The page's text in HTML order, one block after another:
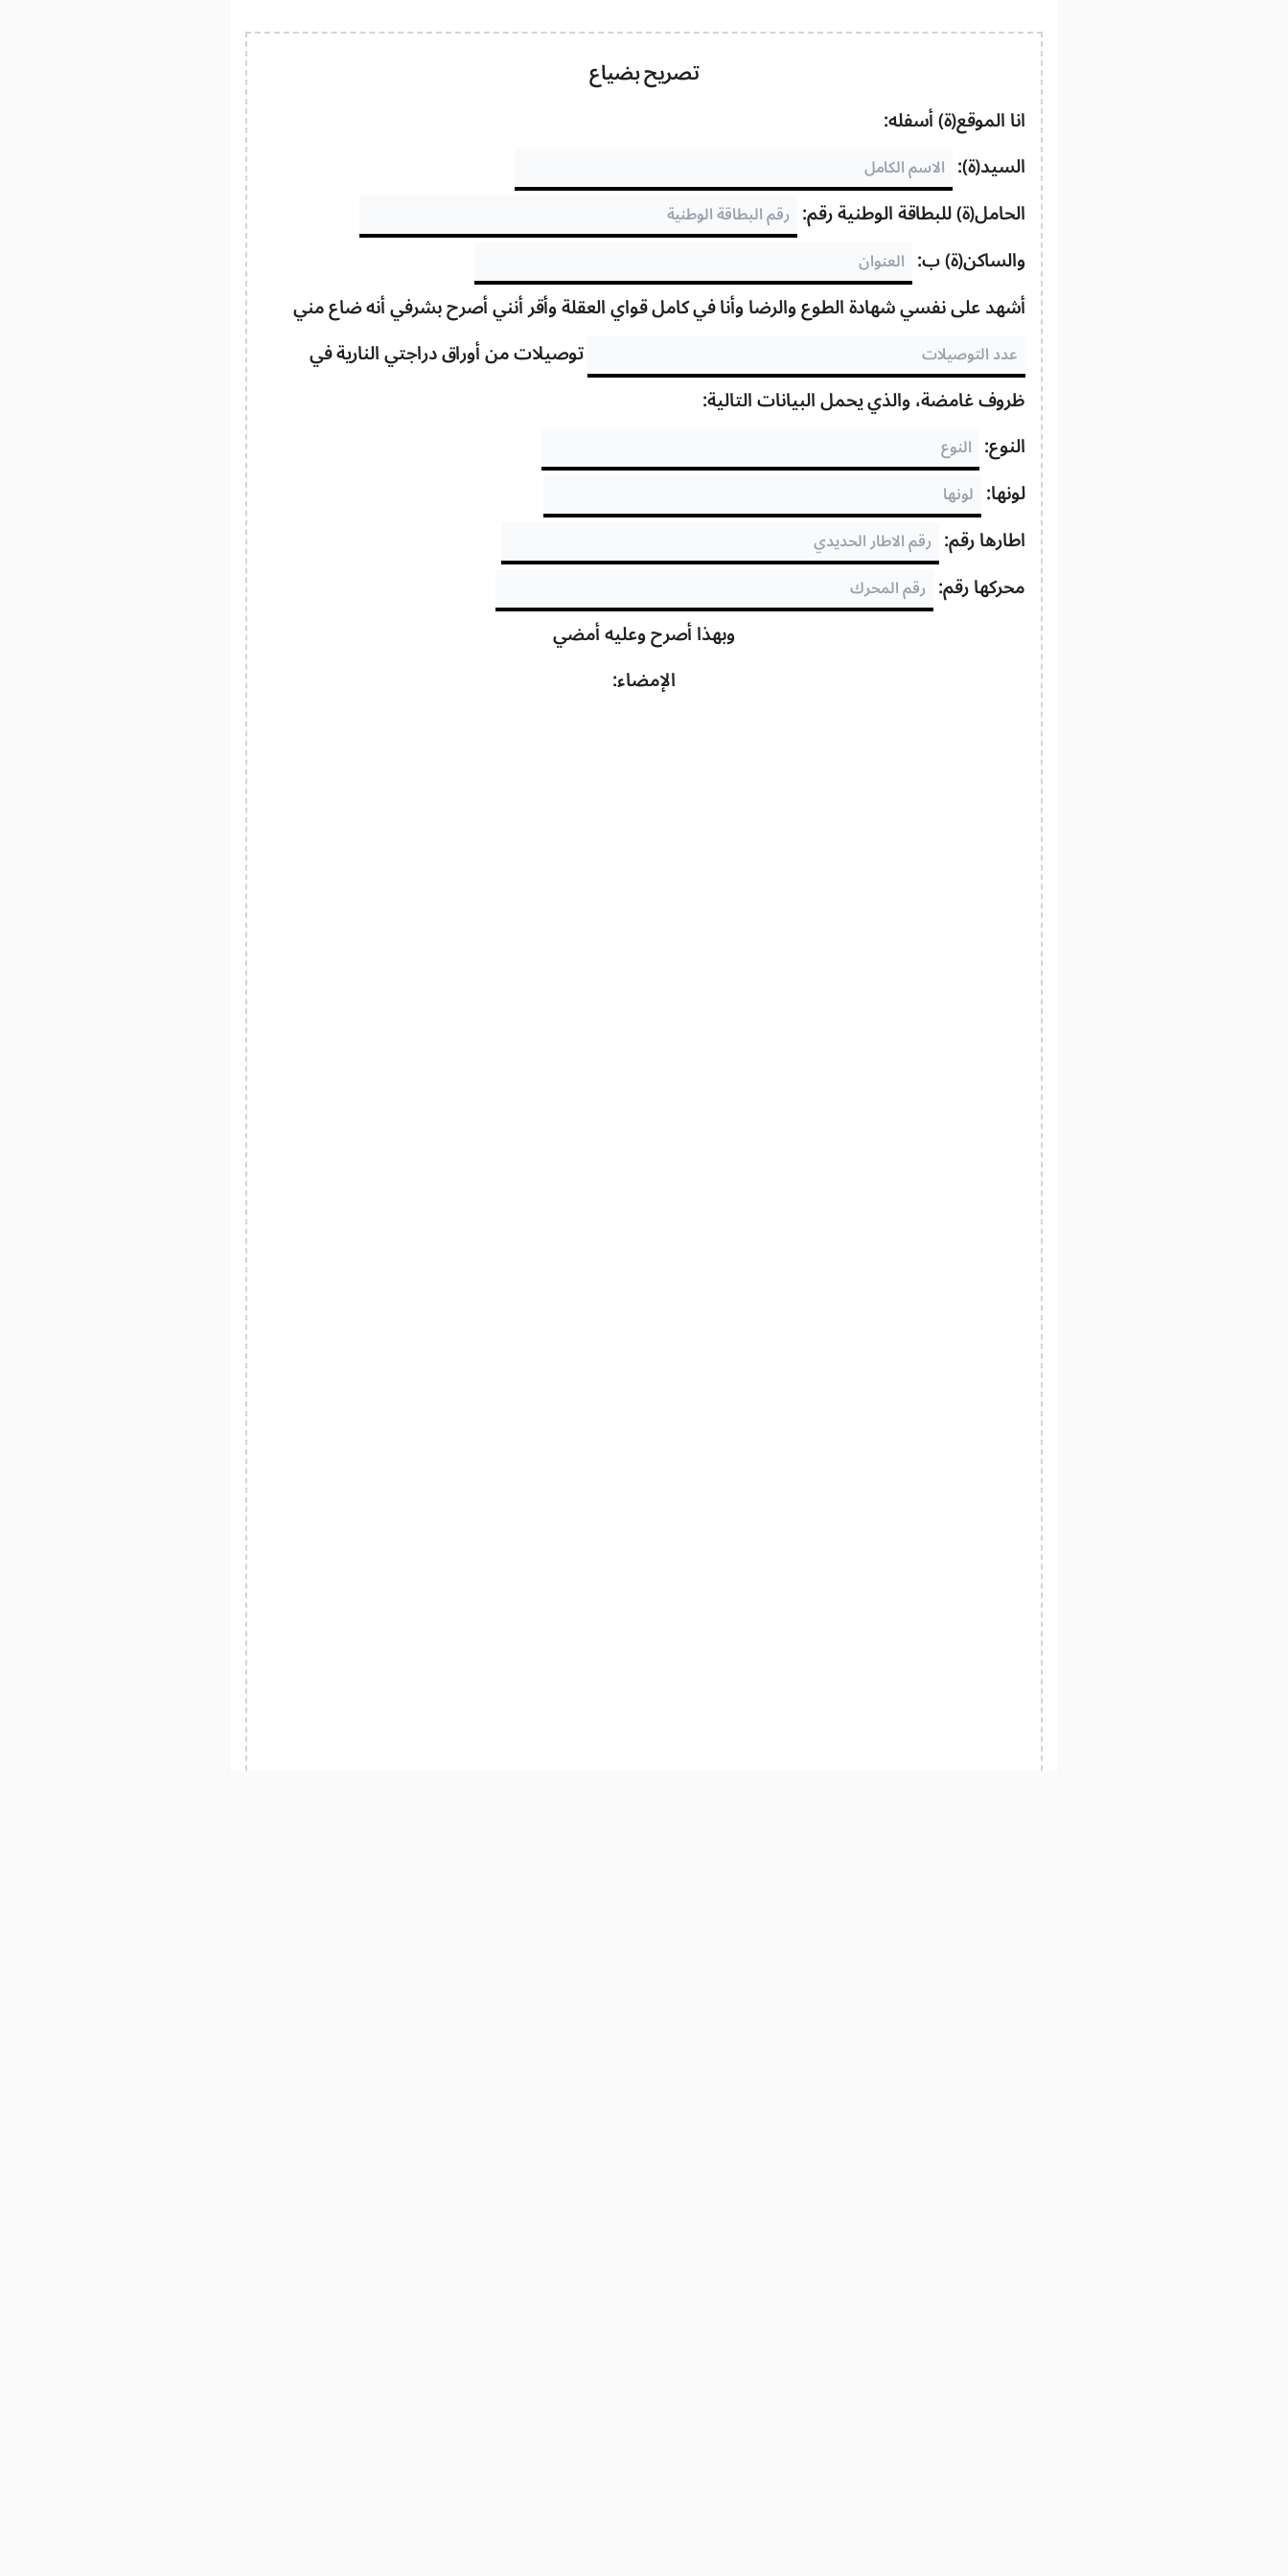
تصريح بضياع
انا الموقع(ة) أسفله:
السيد(ة):
الحامل(ة) للبطاقة الوطنية رقم:
والساكن(ة) ب:
أشهد على نفسي شهادة الطوع والرضا وأنا في كامل قواي العقلة وأقر أنني أصرح بشرفي أنه ضاع مني
توصيلات من أوراق دراجتي النارية في
ظروف غامضة، والذي يحمل البيانات التالية:
النوع:
لونها:
اطارها رقم:
محركها رقم:
وبهذا أصرح وعليه أمضي
الإمضاء: